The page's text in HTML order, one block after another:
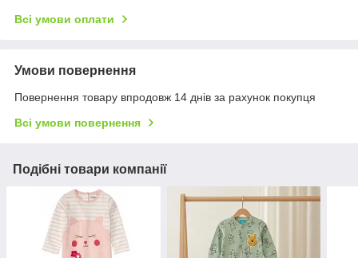
Всі умови оплати
Умови повернення
Повернення товару впродовж 14 днів за рахунок покупця
Всі умови повернення
Подібні товари компанії